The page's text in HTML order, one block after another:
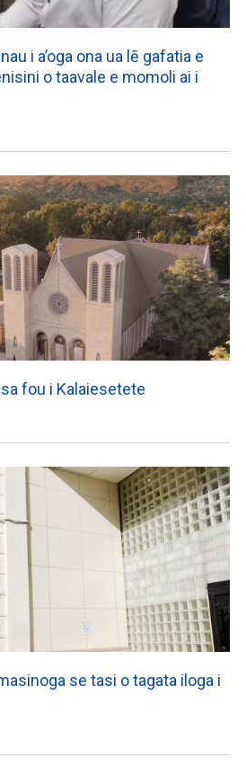
i a’oga ona ua lē gafatia e
o taavale e momoli ai i
fou i Kalaiesetete
se tasi o tagata iloga i